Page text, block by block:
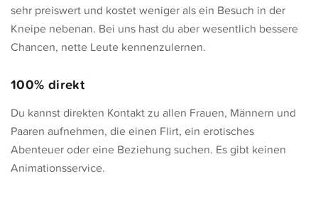
sehr preiswert und kostet weniger als ein Besuch in der
Kneipe nebenan. Bei uns hast du aber wesentlich bessere
Chancen, nette Leute kennenzulernen.
100% direkt
Du kannst direkten Kontakt zu allen Frauen, Männern und
Paaren aufnehmen, die einen Flirt, ein erotisches
Abenteuer oder eine Beziehung suchen. Es gibt keinen
Animationsservice.